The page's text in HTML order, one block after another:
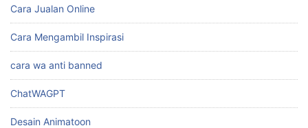
Cara Jualan Online
Cara Mengambil Inspirasi
cara wa anti banned
ChatWAGPT
Desain Animatoon